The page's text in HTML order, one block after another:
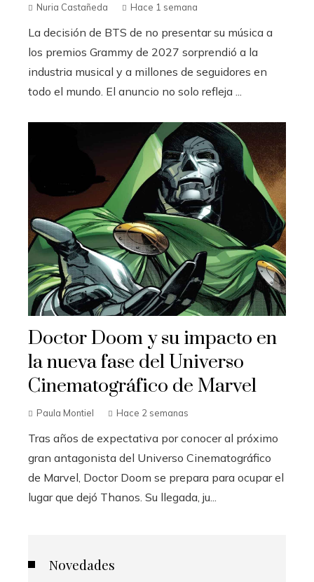
Nuria Castañeda Hace 1 semana
La decisión de BTS de no presentar su música a
los premios Grammy de 2027 sorprendió a la
industria musical y a millones de seguidores en
todo el mundo. El anuncio no solo refleja ...
Doctor Doom y su impacto en
la nueva fase del Universo
Cinematográfico de Marvel
Paula Montiel Hace 2 semanas
Tras años de expectativa por conocer al próximo
gran antagonista del Universo Cinematográfico
de Marvel, Doctor Doom se prepara para ocupar el
lugar que dejó Thanos. Su llegada, ju...
Novedades